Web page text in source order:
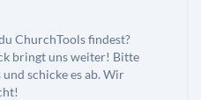
ChurchTools findest?
bringt uns weiter! Bitte
schicke es ab. Wir